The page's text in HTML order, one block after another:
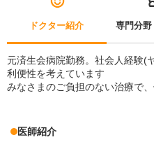
ドクター紹介 専門分
元済生会病院勤務。社会人経験(
利便性を考えています
みなさまのご負担のない治療で
医師紹介